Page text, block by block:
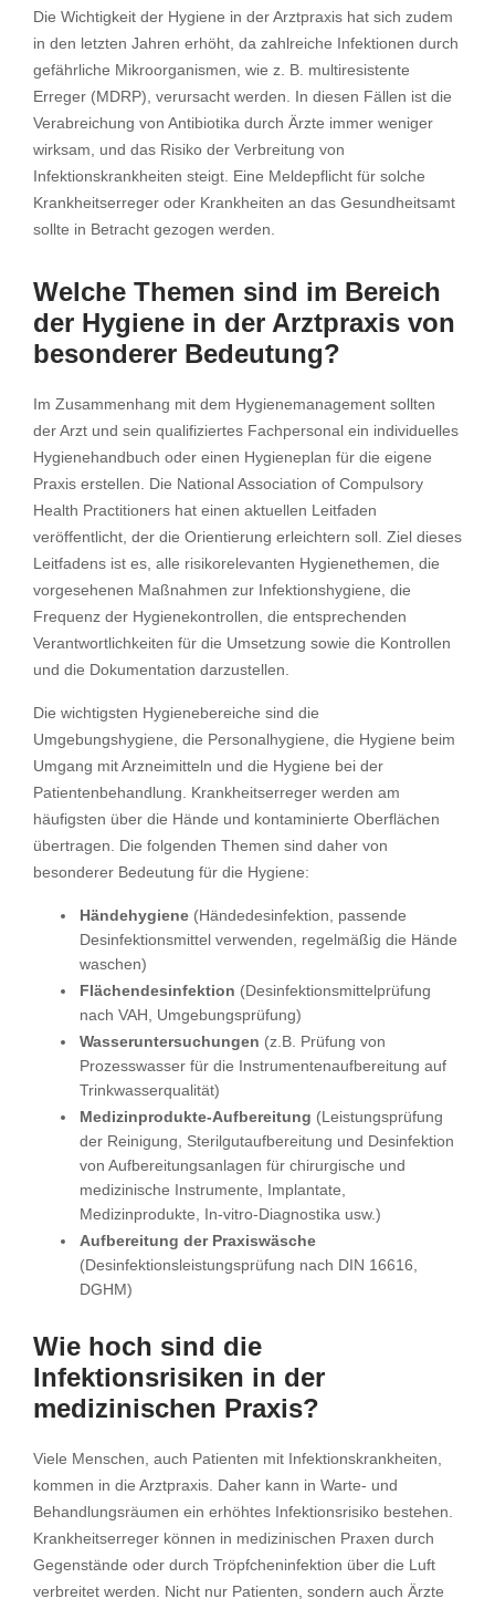
Die Wichtigkeit der Hygiene in der Arztpraxis hat sich zudem
in den letzten Jahren erhöht, da zahlreiche Infektionen durch
gefährliche Mikroorganismen, wie z. B. multiresistente
Erreger (MDRP), verursacht werden. In diesen Fällen ist die
Verabreichung von Antibiotika durch Ärzte immer weniger
wirksam, und das Risiko der Verbreitung von
Infektionskrankheiten steigt. Eine Meldepflicht für solche
Krankheitserreger oder Krankheiten an das Gesundheitsamt
sollte in Betracht gezogen werden.
Welche Themen sind im Bereich
der Hygiene in der Arztpraxis von
besonderer Bedeutung?
Im Zusammenhang mit dem Hygienemanagement sollten
der Arzt und sein qualifiziertes Fachpersonal ein individuelles
Hygienehandbuch oder einen Hygieneplan für die eigene
Praxis erstellen. Die National Association of Compulsory
Health Practitioners hat einen aktuellen Leitfaden
veröffentlicht, der die Orientierung erleichtern soll. Ziel dieses
Leitfadens ist es, alle risikorelevanten Hygienethemen, die
vorgesehenen Maßnahmen zur Infektionshygiene, die
Frequenz der Hygienekontrollen, die entsprechenden
Verantwortlichkeiten für die Umsetzung sowie die Kontrollen
und die Dokumentation darzustellen.
Die wichtigsten Hygienebereiche sind die
Umgebungshygiene, die Personalhygiene, die Hygiene beim
Umgang mit Arzneimitteln und die Hygiene bei der
Patientenbehandlung. Krankheitserreger werden am
häufigsten über die Hände und kontaminierte Oberflächen
übertragen. Die folgenden Themen sind daher von
besonderer Bedeutung für die Hygiene:
Händehygiene (Händedesinfektion, passende
Desinfektionsmittel verwenden, regelmäßig die Hände
waschen)
Flächendesinfektion (Desinfektionsmittelprüfung
nach VAH, Umgebungsprüfung)
Wasseruntersuchungen (z.B. Prüfung von
Prozesswasser für die Instrumentenaufbereitung auf
Trinkwasserqualität)
Medizinprodukte-Aufbereitung (Leistungsprüfung
der Reinigung, Sterilgutaufbereitung und Desinfektion
von Aufbereitungsanlagen für chirurgische und
medizinische Instrumente, Implantate,
Medizinprodukte, In-vitro-Diagnostika usw.)
Aufbereitung der Praxiswäsche
(Desinfektionsleistungsprüfung nach DIN 16616,
DGHM)
Wie hoch sind die
Infektionsrisiken in der
medizinischen Praxis?
Viele Menschen, auch Patienten mit Infektionskrankheiten,
kommen in die Arztpraxis. Daher kann in Warte- und
Behandlungsräumen ein erhöhtes Infektionsrisiko bestehen.
Krankheitserreger können in medizinischen Praxen durch
Gegenstände oder durch Tröpfcheninfektion über die Luft
verbreitet werden. Nicht nur Patienten, sondern auch Ärzte